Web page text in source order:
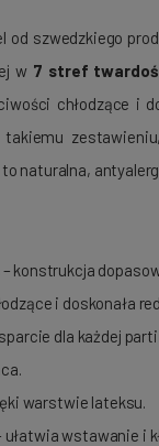
od szwedzkiego
w 7 stref
chłodzące i
to naturalna,
– konstrukcja
i doskonała
dla każdej partii
warstwie lateksu.
ułatwia wstawanie i